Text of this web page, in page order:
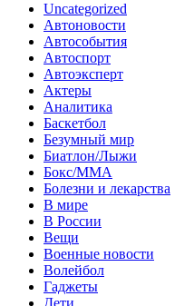
Uncategorized
Автоновости
Автособытия
Автоспорт
Автоэксперт
Актеры
Аналитика
Баскетбол
Безумный мир
Биатлон/Лыжи
Бокс/MMA
Болезни и лекарства
В мире
В России
Вещи
Военные новости
Волейбол
Гаджеты